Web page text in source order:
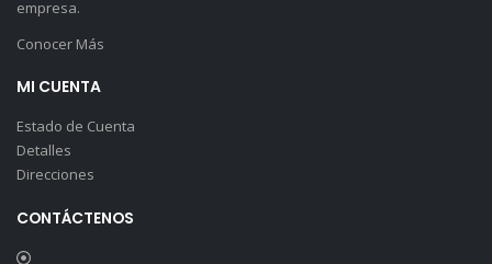
empresa.
Conocer Más
MI CUENTA
Estado de Cuenta
Detalles
Direcciones
CONTÁCTENOS